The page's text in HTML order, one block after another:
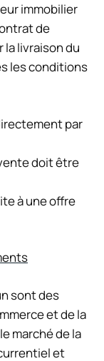
immobilier
de
la livraison du
les conditions
par
doit être
à une offre
sont des
et de la
marché de la
et